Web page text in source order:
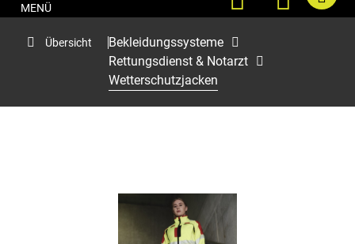
MENÜ
Übersicht
Bekleidungssysteme
Rettungsdienst & Notarzt
Wetterschutzjacken